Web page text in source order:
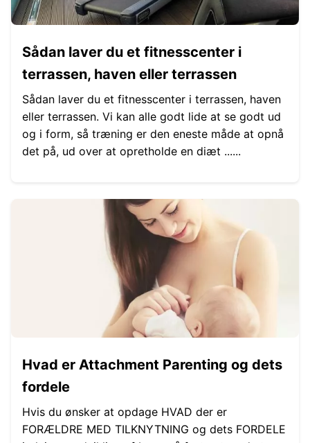
Sådan laver du et fitnesscenter i
terrassen, haven eller terrassen
Sådan laver du et fitnesscenter i terrassen, haven
eller terrassen. Vi kan alle godt lide at se godt ud
og i form, så træning er den eneste måde at opnå
det på, ud over at opretholde en diæt ......
Hvad er Attachment Parenting og dets
fordele
Hvis du ønsker at opdage HVAD der er
FORÆLDRE MED TILKNYTNING og dets FORDELE